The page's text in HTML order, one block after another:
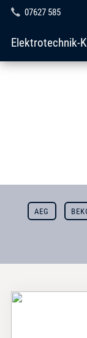
07627 585
Elektrotechnik-
AEG